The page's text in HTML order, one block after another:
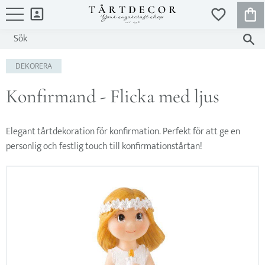
FAVORITER
DEKORERA
Konfirmand - Flicka med ljus
Elegant tårtdekoration för konfirmation. Perfekt för att ge en
personlig och festlig touch till konfirmationstårtan!